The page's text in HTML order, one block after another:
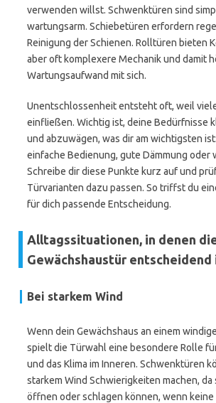
verwenden willst. Schwenktüren sind
wartungsarm. Schiebetüren erfordern
Reinigung der Schienen. Rolltüren bieten
aber oft komplexere Mechanik und damit
Wartungsaufwand mit sich.
Unentschlossenheit entsteht oft, weil
einfließen. Wichtig ist, deine Bedürfnisse
und abzuwägen, was dir am wichtigsten
einfache Bedienung, gute Dämmung oder
Schreibe dir diese Punkte kurz auf und
Türvarianten dazu passen. So triffst du
für dich passende Entscheidung.
Alltagssituationen, in denen
Gewächshaustür entscheidend
Bei starkem Wind
Wenn dein Gewächshaus an einem
spielt die Türwahl eine besondere Rolle
und das Klima im Inneren. Schwenktüren
starkem Wind Schwierigkeiten machen, da
öffnen oder schlagen können, wenn